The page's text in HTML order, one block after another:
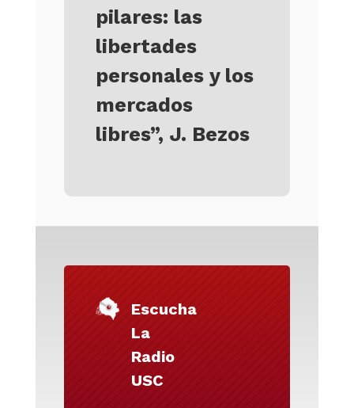
pilares: las
libertades
personales y los
mercados
libres”, J. Bezos
Escucha
La
Radio
USC